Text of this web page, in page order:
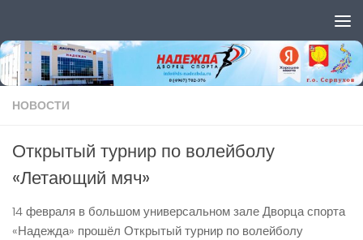
НОВОСТИ
Открытый турнир по волейболу
«Летающий мяч»
14 февраля в большом универсальном зале Дворца спорта
«Надежда» прошёл Открытый турнир по волейболу